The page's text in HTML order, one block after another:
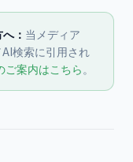
： 当メディア
AI検索に引用され
ご案内はこちら。